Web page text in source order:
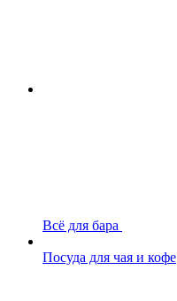
Всё для бара
Посуда для чая и кофе